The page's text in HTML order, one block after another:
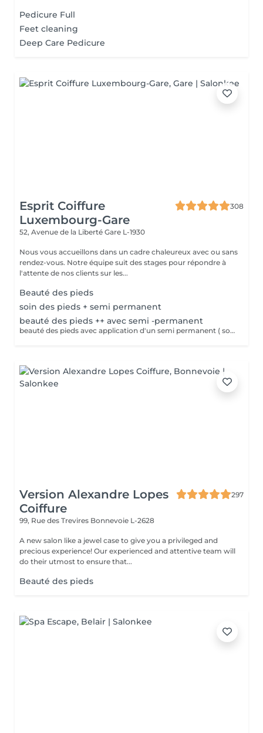
Pedicure Full
Feet cleaning
Deep Care Pedicure
Esprit Coiffure
Luxembourg-Gare
308
52, Avenue de la Liberté Gare L-1930
Nous vous accueillons dans un cadre chaleureux avec ou sans
rendez-vous. Notre équipe suit des stages pour répondre à
l'attente de nos clients sur les...
Beauté des pieds
soin des pieds + semi permanent
beauté des pieds ++ avec semi -permanent
beauté des pieds avec application d'un semi permanent ( soin complet pieds)
Version Alexandre Lopes
Coiffure
297
99, Rue des Trevires Bonnevoie L-2628
A new salon like a jewel case to give you a privileged and
precious experience! Our experienced and attentive team will
do their utmost to ensure that...
Beauté des pieds